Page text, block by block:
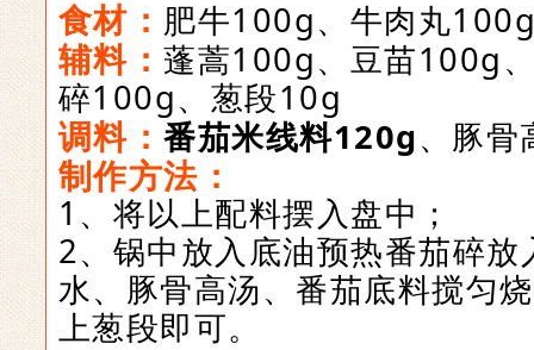
食材： 肥牛100g、牛肉丸
辅料： 蓬蒿100g、豆苗100g
碎100g、葱段10g
调料： 番茄米线料120g、豚
制作方法：
1、将以上配料摆入盘中 ；
2、锅中放入底油预热番茄碎
水、豚骨高汤、番茄底料搅匀
上葱段即可。